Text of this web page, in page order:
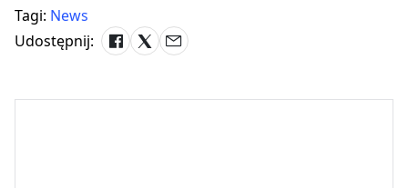
Tagi: News
Udostępnij: